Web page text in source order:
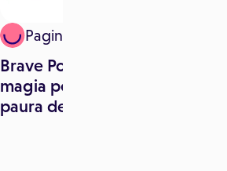
Paginemediche
Brave Potions: gioco e
magia per sconfiggere la
paura del dottore